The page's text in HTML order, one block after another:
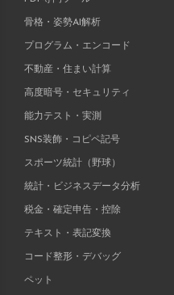
骨格・姿勢AI解析
プログラム・エンコード
不動産・住まい計算
高度暗号・セキュリティ
能力テスト・実測
SNS装飾・コピペ記号
スポーツ統計（野球）
統計・ビジネスデータ分析
税金・確定申告・控除
テキスト・表記変換
コード整形・デバッグ
ペット